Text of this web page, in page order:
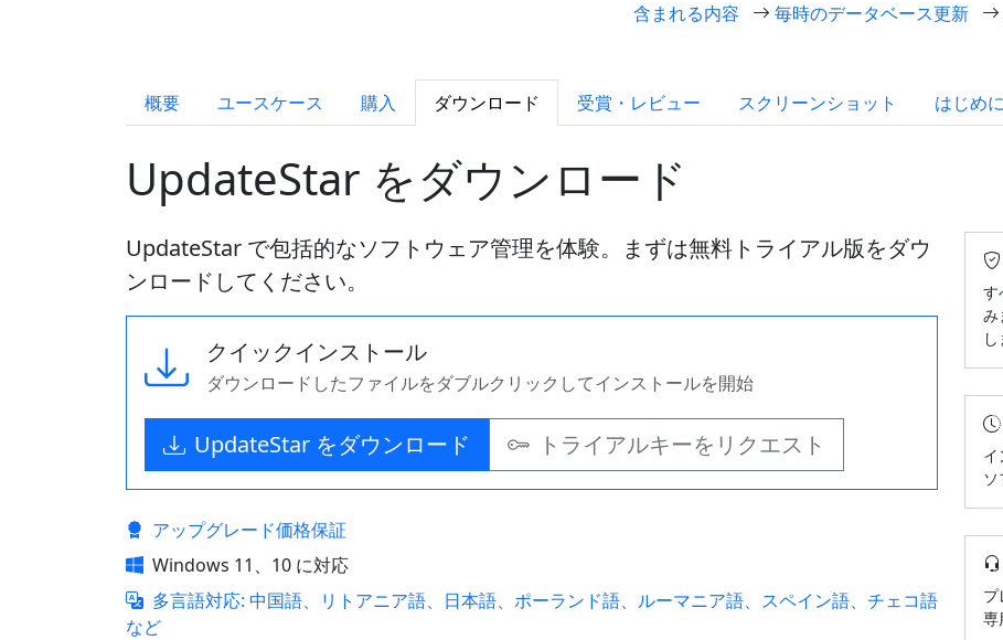
含まれる内容 毎時のデータベース更新
概要 ユースケース 購入 ダウンロード 受賞・レビュー スクリーンショット はじめに
UpdateStar をダウンロード
UpdateStar で包括的なソフトウェア管理を体験。まずは無料トライアル版をダウ
ンロードしてください。
クイックインストール
ダウンロードしたファイルをダブルクリックしてインストールを開始
UpdateStar をダウンロード トライアルキーをリクエスト
アップグレード価格保証
Windows 11、10 に対応
多言語対応: 中国語、リトアニア語、日本語、ポーランド語、ルーマニア語、スペイン語、チェコ語
など
す
み
し
専